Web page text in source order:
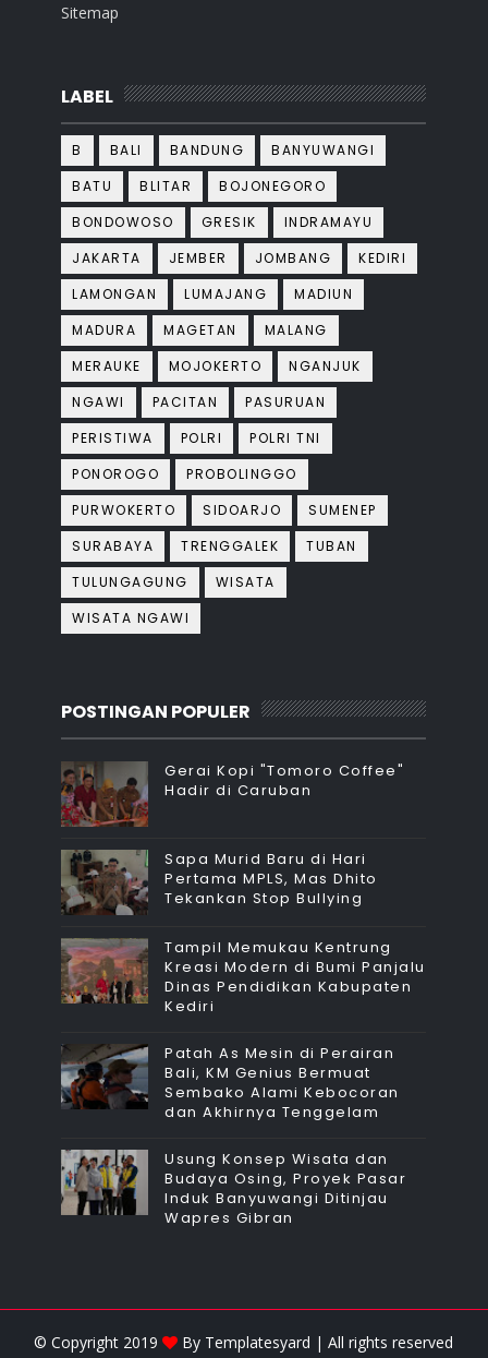
Sitemap
LABEL
B BALI BANDUNG
BANYUWANGI
BATU
BLITAR
BOJONEGORO
BONDOWOSO
GRESIK
INDRAMAYU
JAKARTA
JEMBER JOMBANG
KEDIRI
LAMONGAN
LUMAJANG
MADIUN
MADURA
MAGETAN
MALANG
MERAUKE
MOJOKERTO
NGANJUK
NGAWI
PACITAN
PASURUAN
PERISTIWA
POLRI
POLRI TNI
PONOROGO
PROBOLINGGO
PURWOKERTO
SIDOARJO
SUMENEP
SURABAYA
TRENGGALEK
TUBAN
TULUNGAGUNG
WISATA
WISATA NGAWI
POSTINGAN POPULER
Gerai Kopi "Tomoro Coffee"
Hadir di Caruban
Sapa Murid Baru di Hari
Pertama MPLS, Mas Dhito
Tekankan Stop Bullying
Tampil Memukau Kentrung
Kreasi Modern di Bumi Panjalu
Dinas Pendidikan Kabupaten
Kediri
Patah As Mesin di Perairan
Bali, KM Genius Bermuat
Sembako Alami Kebocoran
dan Akhirnya Tenggelam
Usung Konsep Wisata dan
Budaya Osing, Proyek Pasar
Induk Banyuwangi Ditinjau
Wapres Gibran
© Copyright 2019 By Templatesyard | All rights reserved